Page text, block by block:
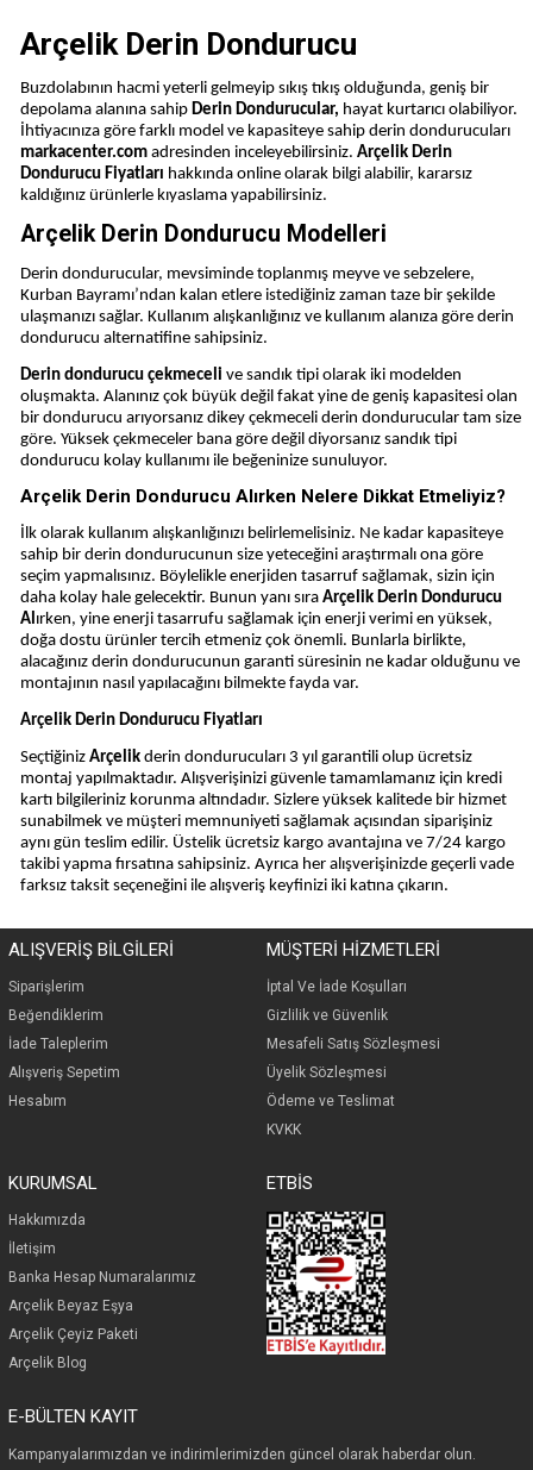
Arçelik Derin Dondurucu
Buzdolabının hacmi yeterli gelmeyip sıkış tıkış olduğunda, geniş bir
depolama alanına sahip Derin Dondurucular, hayat kurtarıcı olabiliyor.
İhtiyacınıza göre farklı model ve kapasiteye sahip derin dondurucuları
markacenter.comadresinden inceleyebilirsiniz. Arçelik Derin
Dondurucu Fiyatları hakkında online olarak bilgi alabilir, kararsız
kaldığınız ürünlerle kıyaslama yapabilirsiniz.
Arçelik Derin Dondurucu Modelleri
Derin dondurucular, mevsiminde toplanmış meyve ve sebzelere,
Kurban Bayramı’ndan kalan etlere istediğiniz zaman taze bir şekilde
ulaşmanızı sağlar. Kullanım alışkanlığınız ve kullanım alanıza göre derin
dondurucu alternatifine sahipsiniz.
Derin dondurucu çekmeceli ve sandık tipi olarak iki modelden
oluşmakta. Alanınız çok büyük değil fakat yine de geniş kapasitesi olan
bir dondurucu arıyorsanız dikey çekmeceli derin dondurucular tam size
göre. Yüksek çekmeceler bana göre değil diyorsanız sandık tipi
dondurucu kolay kullanımı ile beğeninize sunuluyor.
Arçelik Derin Dondurucu Alırken Nelere Dikkat Etmeliyiz?
İlk olarak kullanım alışkanlığınızı belirlemelisiniz. Ne kadar kapasiteye
sahip bir derin dondurucunun size yeteceğini araştırmalı ona göre
seçim yapmalısınız. Böylelikle enerjiden tasarruf sağlamak, sizin için
daha kolay hale gelecektir. Bunun yanı sıra Arçelik Derin Dondurucu
Alırken, yine enerji tasarrufu sağlamak için enerji verimi en yüksek,
doğa dostu ürünler tercih etmeniz çok önemli. Bunlarla birlikte,
alacağınız derin dondurucunun garanti süresinin ne kadar olduğunu ve
montajının nasıl yapılacağını bilmekte fayda var.
Arçelik Derin Dondurucu Fiyatları
Seçtiğiniz Arçelikderin dondurucuları 3 yıl garantili olup ücretsiz
montaj yapılmaktadır. Alışverişinizi güvenle tamamlamanız için kredi
kartı bilgileriniz korunma altındadır. Sizlere yüksek kalitede bir hizmet
sunabilmek ve müşteri memnuniyeti sağlamak açısından siparişiniz
aynı gün teslim edilir. Üstelik ücretsiz kargo avantajına ve 7/24 kargo
takibi yapma fırsatına sahipsiniz. Ayrıca her alışverişinizde geçerli vade
farksız taksit seçeneğini ile alışveriş keyfinizi iki katına çıkarın.
ALIŞVERİŞ BİLGİLERİ
Siparişlerim
Beğendiklerim
İade Taleplerim
Alışveriş Sepetim
Hesabım
MÜŞTERİ HİZMETLERİ
İptal Ve İade Koşulları
Gizlilik ve Güvenlik
Mesafeli Satış Sözleşmesi
Üyelik Sözleşmesi
Ödeme ve Teslimat
KVKK
KURUMSAL
Hakkımızda
İletişim
Banka Hesap Numaralarımız
Arçelik Beyaz Eşya
Arçelik Çeyiz Paketi
Arçelik Blog
ETBİS
E-BÜLTEN KAYIT
Kampanyalarımızdan ve indirimlerimizden güncel olarak haberdar olun.